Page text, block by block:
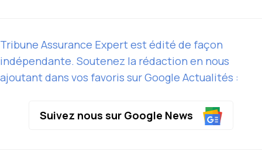
Tribune Assurance Expert est édité de façon
indépendante. Soutenez la rédaction en nous
ajoutant dans vos favoris sur Google Actualités :
Suivez nous sur Google News